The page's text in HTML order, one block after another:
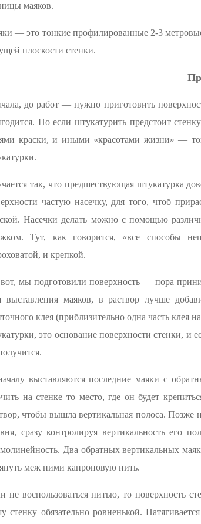
маяков.
— это тонкие профилированные 2-3
плоскости стенки.
до работ — нужно приготовить
Но если штукатурить предстоит
краски, и иными «красотами жизни» —
так, что предшествующая штукатурка
частую насечку, для того, чтоб
Насечки делать можно с помощью
Тут, как говорится, «все способы
и крепкой.
мы подготовили поверхность — пора
выставления маяков, в раствор лучше
клея (приблизительно одна часть клея
это основание поверхности стенки, и
выставляются последние маяки с
на стенке то место, где он будет
чтобы вышла вертикальная полоса.
сразу контролируя вертикальность его
Два обратных вертикальных
меж ними капроновую нить.
не воспользоваться нитью, то поверхность
стенку обязательно ровненькой.